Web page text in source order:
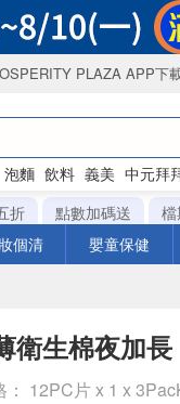
PLAZA APP下
泡麵 飲料 義美 中元拜
折 點數加碼送
個清 嬰童保健
衛生棉夜加長
12PC片 x 1 x